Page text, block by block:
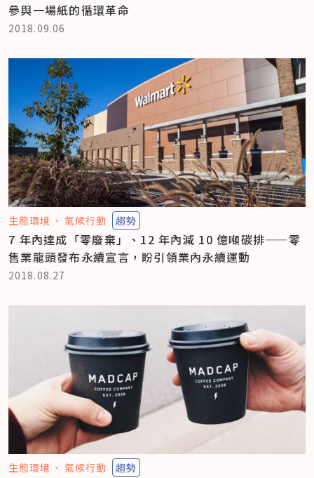
參與一場紙的循環革命
2018.09.06
生態環境 氣候行動 趨勢
7 年內達成「零廢棄」、12 年內減 10 億噸碳排——零
售業龍頭發布永續宣言，盼引領業內永續運動
2018.08.27
生態環境 氣候行動 趨勢